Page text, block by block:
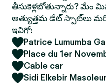
తీసుకెళ్లబోతున్నారు? మేం
అత్యుత్తమ డేట్ స్పాట్‌లు
ఇవిగో:
Patrice Lumumba
Place du 1er
Cable car
Sidi Elkebir